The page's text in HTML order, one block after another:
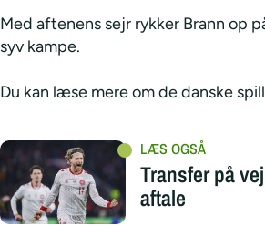
Med aftenens sejr rykker Brann op
syv kampe.
Du kan læse mere om de danske
Transfer på
aftale